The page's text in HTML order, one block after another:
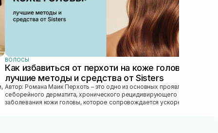
ВОЛОСЫ
Как избавиться от перхоти на коже головы:
лучшие методы и средства от Sisters
Автор: Романа Маик Перхоть – это одно из основных проявлений
себорейного дерматита, хронического рецидивирующего
заболевания кожи головы, которое сопровождается ускоренным